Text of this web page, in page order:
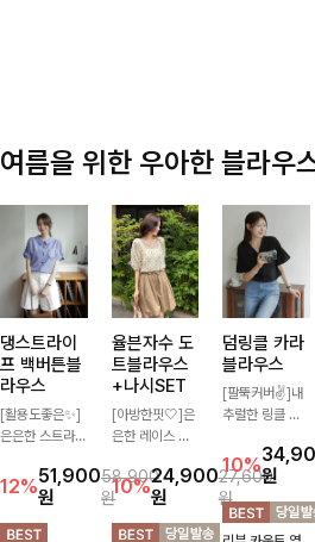
여름을 위한 우아한 블라우
댕스트라이
프 백버튼블
라우스
[활용도좋은✨]
은은한 스트라이
져 심플한 코디
에도 세련된 포
인트를 더해드리
12%51,900
원
58,900
원
율븐자수 도
트블라우스
+나시SET
[아방한핏🤍]은
은한 레이스 자
으로 사랑스러운
감성 가득 담았
으며 나시 세트
10%24,900
원
27,600
원
덤링클 카라
블라우스
[팔뚝커버✌]내
추럴한 링클 텍
있게 입어지는
블라우스🖤 브
이넥 카라 디자
인에 여유로운
10%원